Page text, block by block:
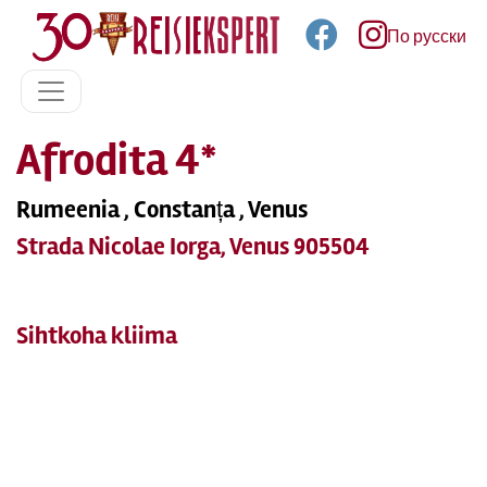
По русски
Afrodita 4*
Rumeenia , Constanța , Venus
Strada Nicolae Iorga, Venus 905504
Sihtkoha kliima